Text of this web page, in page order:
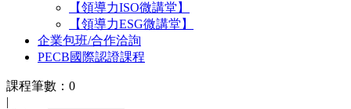
【領導力ISO微講堂】
【領導力ESG微講堂】
企業包班/合作洽詢
PECB國際認證課程
課程筆數：0
|